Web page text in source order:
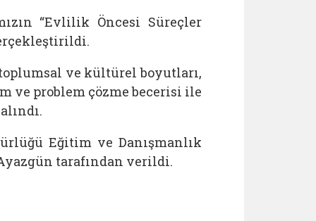
“Evlilik Öncesi Süreçler
ve kültürel boyutları,
ve problem çözme becerisi ile
Eğitim ve Danışmanlık
tarafından verildi.